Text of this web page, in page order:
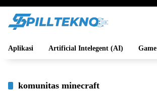
Aplikasi Artificial Intelegent (AI) Game
komunitas minecraft